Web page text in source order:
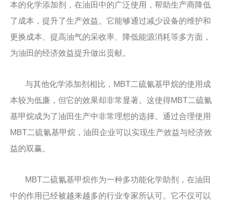
本的化学添加剂，在油田中的广泛使用，帮助生产商降低
了成本，提升了生产效益。它能够通过减少设备的维护和
更换成本、提高油气的采收率、降低能源消耗等多方面，
为油田的经济效益提升做出贡献。
与其他化学添加剂相比，MBT二硫氰基甲烷的使用成
本较为低廉，但它的效果却非常显著。这使得MBT二硫氰
基甲烷成为了油田生产中非常理想的选择。通过合理使用
MBT二硫氰基甲烷，油田企业可以实现生产效益与经济效
益的双赢。
MBT二硫氰基甲烷作为一种多功能化学助剂，在油田
中的作用已经被越来越多的行业专家所认可。它不仅可以